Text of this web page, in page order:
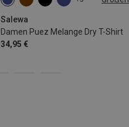
Salewa
Damen Puez Melange Dry T-Shirt
34,95 €
XS S M